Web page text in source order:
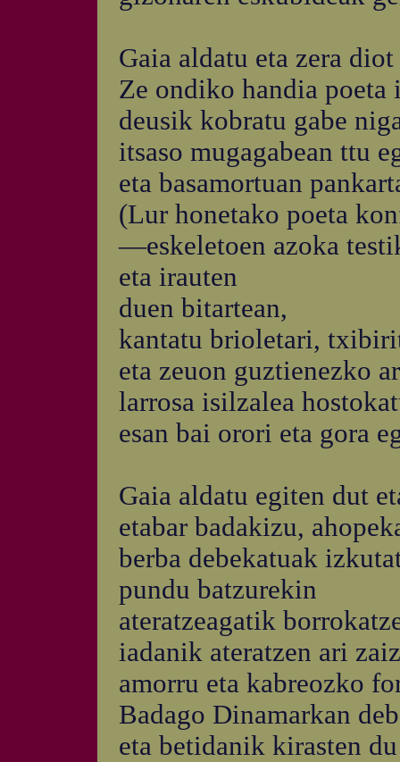
Gaia aldatu eta zera
Ze ondiko handia poeta
deusik kobratu gabe
itsaso mugagabean ttu
eta basamortuan
(Lur honetako poeta
—eskeletoen azoka
eta irauten
duen bitartean,
kantatu brioletari,
eta zeuon guztienezko
larrosa isilzalea
esan bai orori eta gora
Gaia aldatu egiten dut
etabar badakizu,
berba debekatuak
pundu batzurekin
ateratzeagatik
iadanik ateratzen ari
amorru eta kabreozko
Badago Dinamarkan
eta betidanik kirasten